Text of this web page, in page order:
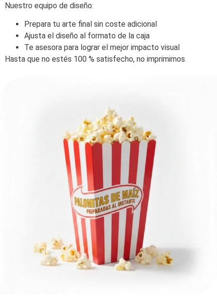
Nuestro equipo de diseño:
Prepara tu arte final sin coste adicional
Ajusta el diseño al formato de la caja
Te asesora para lograr el mejor impacto visual
Hasta que no estés 100 % satisfecho, no imprimimos.